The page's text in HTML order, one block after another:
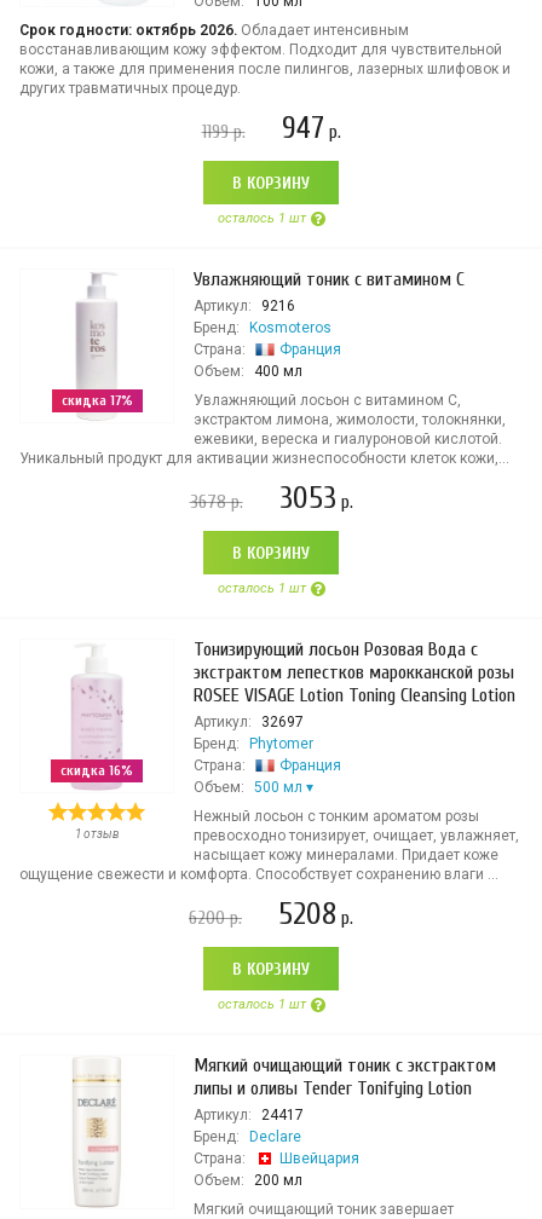
Срок годности: октябрь 2026. Обладает интенсивным
восстанавливающим кожу эффектом. Подходит для чувствительной
кожи, а также для применения после пилингов, лазерных шлифовок и
других травматичных процедур.
1199р. 947 р.
В КОРЗИНУ
осталось 1 шт
скидка 17%
Увлажняющий тоник с витамином С
Артикул:
9216
Бренд:
Kosmoteros
Страна:
Франция
Объем:
400 мл
Увлажняющий лосьон с витамином С,
экстрактом лимона, жимолости, толокнянки,
ежевики, вереска и гиалуроновой кислотой.
Уникальный продукт для активации жизнеспособности клеток кожи,...
3678р. 3053 р.
В КОРЗИНУ
осталось 1 шт
скидка 16%
1 отзыв
Тонизирующий лосьон Розовая Вода с
экстрактом лепестков марокканской розы
ROSEE VISAGE Lotion Toning Cleansing Lotion
Артикул:
32697
Бренд:
Phytomer
Страна:
Франция
Объем:
500 мл
Нежный лосьон с тонким ароматом розы
превосходно тонизирует, очищает, увлажняет,
насыщает кожу минералами. Придает коже
ощущение свежести и комфорта. Способствует сохранению влаги ...
6200р. 5208 р.
В КОРЗИНУ
осталось 1 шт
Мягкий очищающий тоник с экстрактом
липы и оливы Tender Tonifying Lotion
Артикул:
24417
Бренд:
Declare
Страна:
Швейцария
Объем:
200 мл
Мягкий очищающий тоник завершает